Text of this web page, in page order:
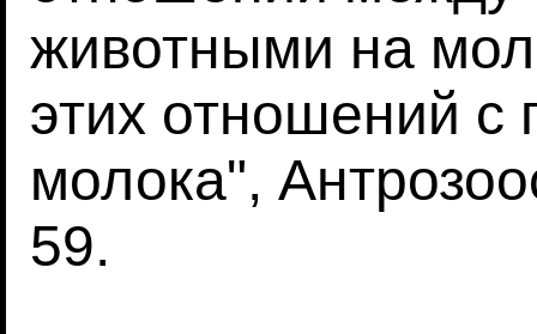
животными на
этих отношений с
молока",
59.